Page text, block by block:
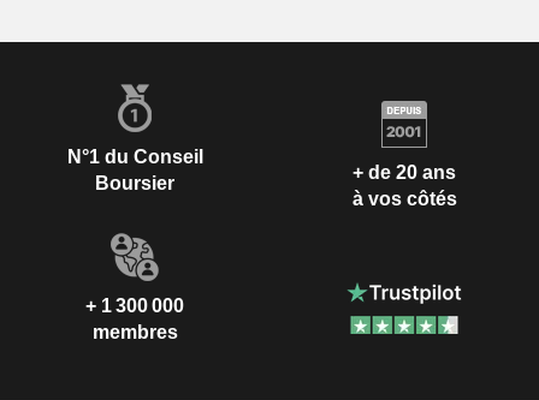
N°1 du Conseil
Boursier
+ de 20 ans
à vos côtés
+ 1 300 000
membres